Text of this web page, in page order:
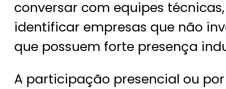
conversar com equipes
identificar empresas que não
que possuem forte presença
A participação presencial ou